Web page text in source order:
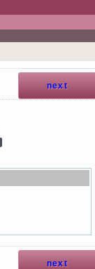
next
next